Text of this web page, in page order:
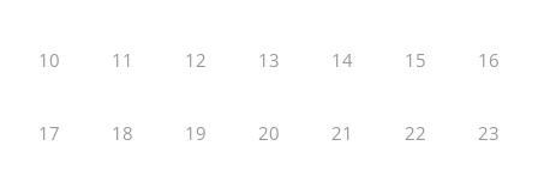
10 11 12 13 14 15 16
17 18 19 20 21 22 23